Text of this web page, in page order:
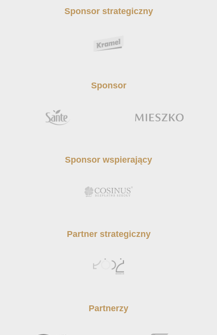
Sponsor strategiczny
Sponsor
Sponsor wspierający
Partner strategiczny
Partnerzy